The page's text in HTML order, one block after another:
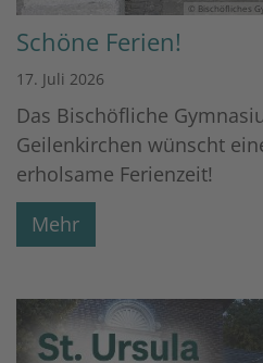
© Bischöfliches
Schöne Ferien!
17. Juli 2026
Das Bischöfliche
Geilenkirchen wünscht
erholsame Ferienzeit!
Mehr